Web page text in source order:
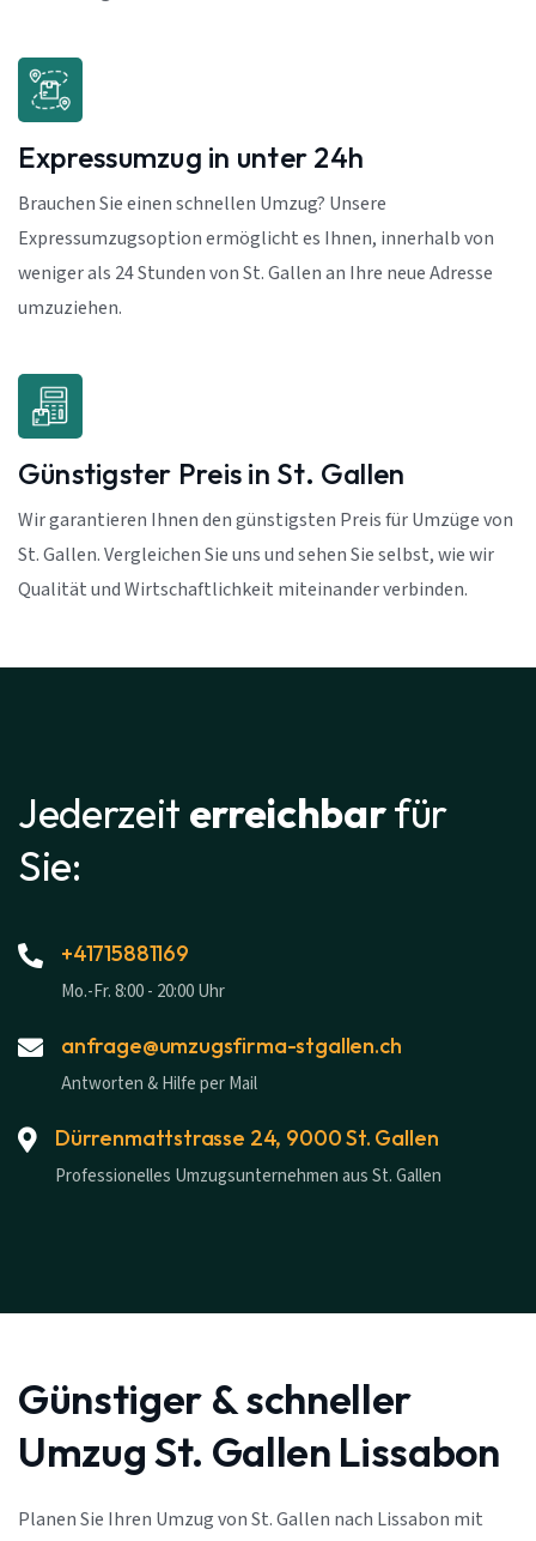
Expressumzug in unter 24h
Brauchen Sie einen schnellen Umzug? Unsere
Expressumzugsoption ermöglicht es Ihnen, innerhalb von
weniger als 24 Stunden von St. Gallen an Ihre neue Adresse
umzuziehen.
Günstigster Preis in St. Gallen
Wir garantieren Ihnen den günstigsten Preis für Umzüge von
St. Gallen. Vergleichen Sie uns und sehen Sie selbst, wie wir
Qualität und Wirtschaftlichkeit miteinander verbinden.
Jederzeit erreichbarfür
Sie:
+41715881169
Mo.-Fr. 8:00 - 20:00 Uhr
anfrage@umzugsfirma-stgallen.ch
Antworten & Hilfe per Mail
Dürrenmattstrasse 24, 9000 St. Gallen
Professionelles Umzugsunternehmen aus St. Gallen
Günstiger & schneller
Umzug St. Gallen Lissabon
Planen Sie Ihren Umzug von St. Gallen nach Lissabon mit